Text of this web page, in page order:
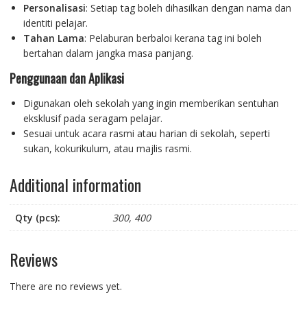
Personalisasi: Setiap tag boleh dihasilkan dengan nama dan
identiti pelajar.
Tahan Lama: Pelaburan berbaloi kerana tag ini boleh
bertahan dalam jangka masa panjang.
Penggunaan dan Aplikasi
Digunakan oleh sekolah yang ingin memberikan sentuhan
eksklusif pada seragam pelajar.
Sesuai untuk acara rasmi atau harian di sekolah, seperti
sukan, kokurikulum, atau majlis rasmi.
Additional information
Qty (pcs): 300, 400
Reviews
There are no reviews yet.